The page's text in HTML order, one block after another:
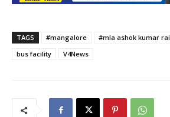
TAGS #mangalore #mla ashok kumar rai
bus facility
V4News